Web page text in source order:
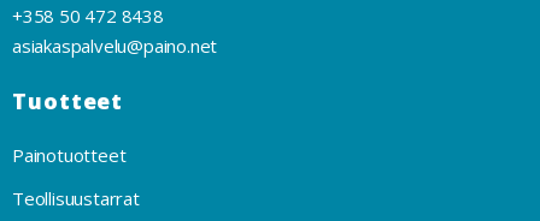
+358 50 472 8438
asiakaspalvelu@paino.net
Tuotteet
Painotuotteet
Teollisuustarrat